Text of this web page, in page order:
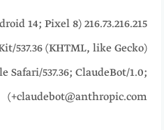
Android 14; Pixel 8)
537.36 (KHTML, like Gecko)
Safari/537.36; ClaudeBot/1.0;
+claudebot@anthropic.com)